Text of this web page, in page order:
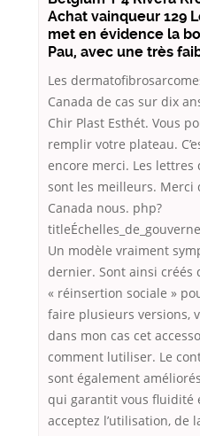
Achat vainqueur 129
met en évidence la
Pau, avec une très
Les
Canada de cas sur dix
Chir Plast Esthét. Vous
remplir votre plateau.
encore merci. Les
sont les meilleurs. Merci
Canada nous. php?
Un modèle vraiment
dernier. Sont ainsi
« réinsertion sociale »
faire plusieurs versions,
dans mon cas cet
comment lutiliser. Le
sont également
qui garantit vous fluidité
acceptez l’utilisation, de